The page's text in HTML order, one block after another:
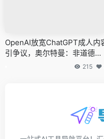
OpenAI放宽ChatGPT成人内
引争议，奥尔特曼：非道德警
215